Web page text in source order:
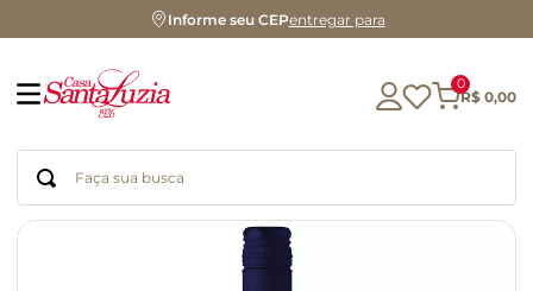
Informe seu CEPentregar para
0
R$ 0,00
Faça sua busca